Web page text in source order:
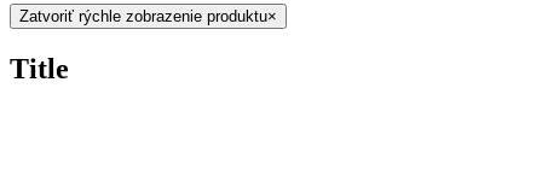
Zatvoriť rýchle zobrazenie produktu×
Title